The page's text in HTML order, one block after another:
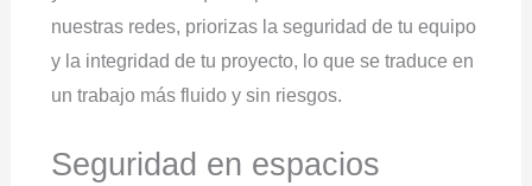
nuestras redes, priorizas la seguridad de tu equipo
y la integridad de tu proyecto, lo que se traduce en
un trabajo más fluido y sin riesgos.
Seguridad en espacios